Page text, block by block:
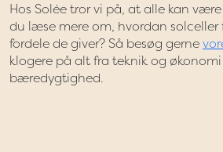
Hos Solée tror vi på, at alle kan
du læse mere om, hvordan solceller
fordele de giver? Så besøg gerne
klogere på alt fra teknik og
bæredygtighed.